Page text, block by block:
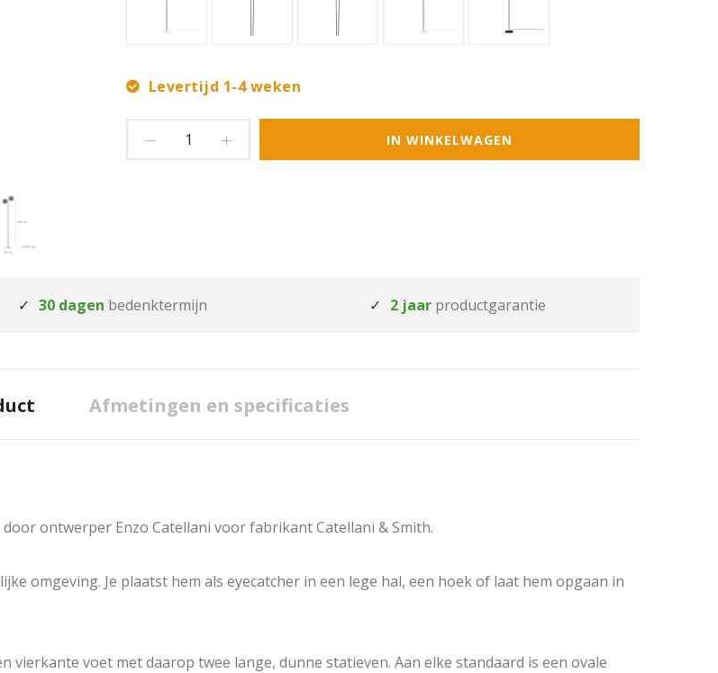
Levertijd 1-4 weken
IN WINKELWAGEN
30 dagen bedenktermijn 2 jaar productgarantie
ontwerper Enzo Catellani voor fabrikant Catellani & Smith.
omgeving. Je plaatst hem als eyecatcher in een lege hal, een hoek of laat hem opgaan in
vierkante voet met daarop twee lange, dunne statieven. Aan elke standaard is een ovale
Afmetingen en specificaties